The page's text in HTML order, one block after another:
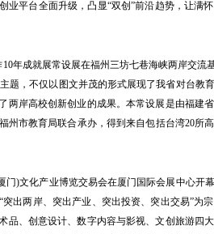
业平台全面升级，凸显“双创”前沿趋势，让满
成就展常设展在福州三坊七巷海峡两岸交流
题，不仅以图文并茂的形式展现了我省对台教
两岸高校创新创业的成果。本常设展是由福建
州市教育局联合承办，得到来自包括台湾20所
)文化产业博览交易会在厦门国际会展中心开
出两岸、突出产业、突出投资、突出交易”为
品、创意设计、数字内容与影视、文创旅游四